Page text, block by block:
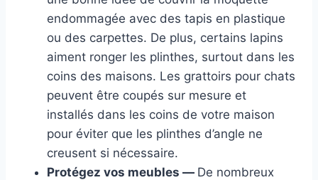
endommagée avec des tapis en plastique
ou des carpettes. De plus, certains lapins
aiment ronger les plinthes, surtout dans les
coins des maisons. Les grattoirs pour chats
peuvent être coupés sur mesure et
installés dans les coins de votre maison
pour éviter que les plinthes d’angle ne
creusent si nécessaire.
Protégez vos meubles — De nombreux